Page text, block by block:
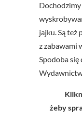
jajku. Są też
z zabawami
Spodoba się
żeby